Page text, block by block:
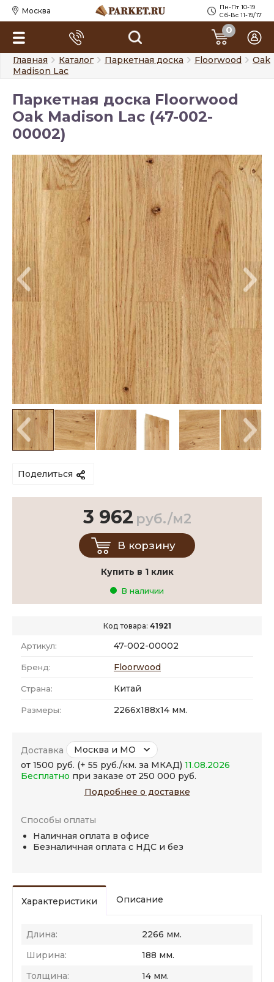
Москва
Пн-Пт 10-19
Сб-Вс 11-19/17
0
Главная Каталог Паркетная доска Floorwood
Oak
Madison Lac
Паркетная доска Floorwood
Oak Madison Lac (47-002-
00002)
Поделиться
Код товара: 41921
Артикул: 47-002-00002
Бренд: Floorwood
Страна: Китай
Размеры: 2266x188x14 мм.
3 962 руб./м2
В корзину
Купить в 1 клик
В наличии
Доставка
Москва и МО
от 1500 руб. (+ 55 руб./км. за МКАД) 11.08.2026
Бесплатно при заказе от 250 000 руб.
Подробнее о доставке
Способы оплаты
Наличная оплата в офисе
Безналичная оплата с НДС и без
Характеристики Описание
Длина:
2266 мм.
Ширина:
188 мм.
Толщина:
14 мм.